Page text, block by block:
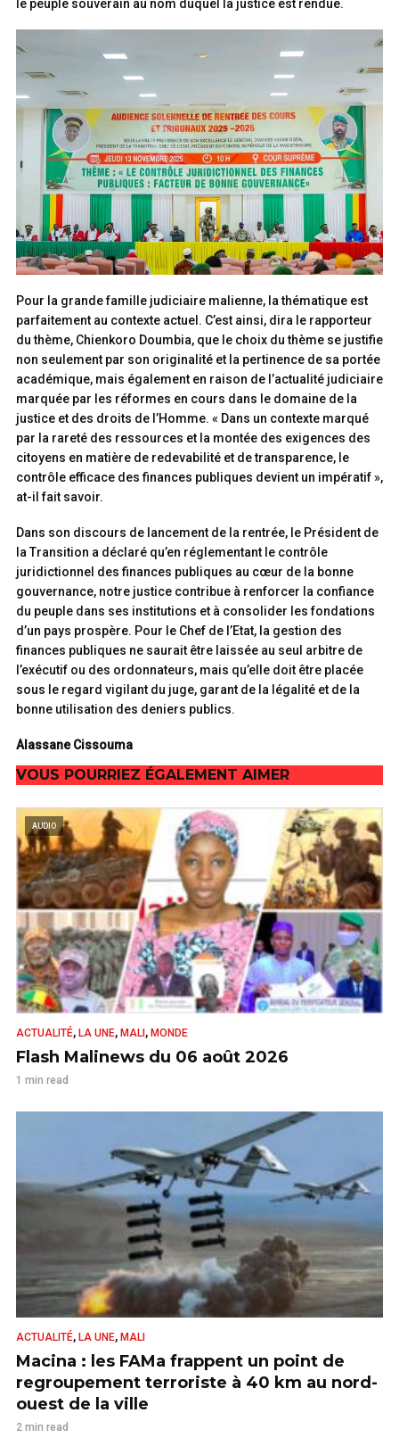
le peuple souverain au nom duquel la justice est rendue.
Pour la grande famille judiciaire malienne, la thématique est
parfaitement au contexte actuel. C’est ainsi, dira le rapporteur
du thème, Chienkoro Doumbia, que le choix du thème se justifie
non seulement par son originalité et la pertinence de sa portée
académique, mais également en raison de l’actualité judiciaire
marquée par les réformes en cours dans le domaine de la
justice et des droits de l’Homme. « Dans un contexte marqué
par la rareté des ressources et la montée des exigences des
citoyens en matière de redevabilité et de transparence, le
contrôle efficace des finances publiques devient un impératif »,
at-il fait savoir.
Dans son discours de lancement de la rentrée, le Président de
la Transition a déclaré qu’en réglementant le contrôle
juridictionnel des finances publiques au cœur de la bonne
gouvernance, notre justice contribue à renforcer la confiance
du peuple dans ses institutions et à consolider les fondations
d’un pays prospère. Pour le Chef de l’Etat, la gestion des
finances publiques ne saurait être laissée au seul arbitre de
l’exécutif ou des ordonnateurs, mais qu’elle doit être placée
sous le regard vigilant du juge, garant de la légalité et de la
bonne utilisation des deniers publics.
Alassane Cissouma
VOUS POURRIEZ ÉGALEMENT AIMER
AUDIO
ACTUALITÉ, LA UNE, MALI, MONDE
Flash Malinews du 06 août 2026
1 min read
ACTUALITÉ, LA UNE, MALI
Macina : les FAMa frappent un point de
regroupement terroriste à 40 km au nord-
ouest de la ville
2 min read